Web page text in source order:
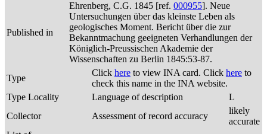
Published in
Ehrenberg, C.G. 1845 [ref. 000955]. Neue
Untersuchungen über das kleinste Leben als
geologisches Moment. Bericht über die zur
Bekanntmachung geeigneten Verhandlungen der
Königlich-Preussischen Akademie der
Wissenschaften zu Berlin 1845:53-87.
Type
Click here to view INA card. Click here to
check this name in the INA website.
Type Locality
Language of description
L
Collector
Assessment of record accuracy
likely
accurate